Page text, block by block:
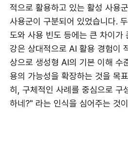
적으로 활용하고 있는 활성 사용
사용군이 구분되어 있었습니다.
도와 사용 빈도 등에는 큰 차이가
강은 상대적으로 AI 활용 경험이
상으로 생성형 AI의 기본 이해 수
용의 가능성을 확장하는 것을 목
히, 구체적인 사례를 중심으로 구
하네?" 라는 인식을 심어주는 것